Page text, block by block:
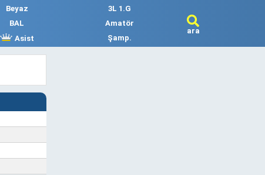
Beyaz
3L 1.G
BAL
Amatör
Asist Şamp.
ara